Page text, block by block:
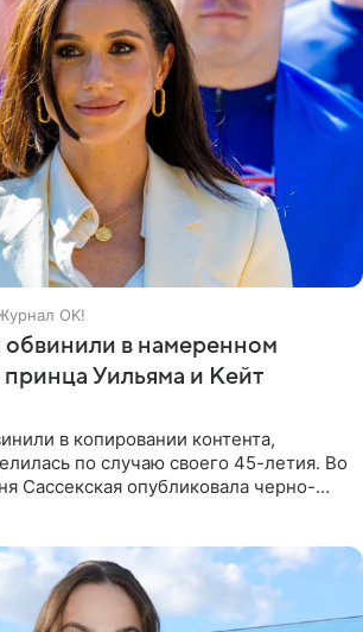
OK!
в намеренном
Уильяма и Кейт
в копировании контента,
по случаю своего 45-летия. Во
Сассекская опубликовала черно-